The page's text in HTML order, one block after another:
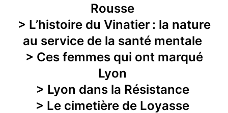
Rousse
> L’histoire du Vinatier : la nature
au service de la santé mentale
> Ces femmes qui ont marqué
Lyon
> Lyon dans la Résistance
> Le cimetière de Loyasse